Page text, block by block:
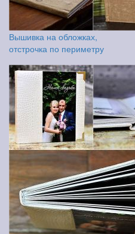
Вышивка на обложках,
отстрочка по периметру